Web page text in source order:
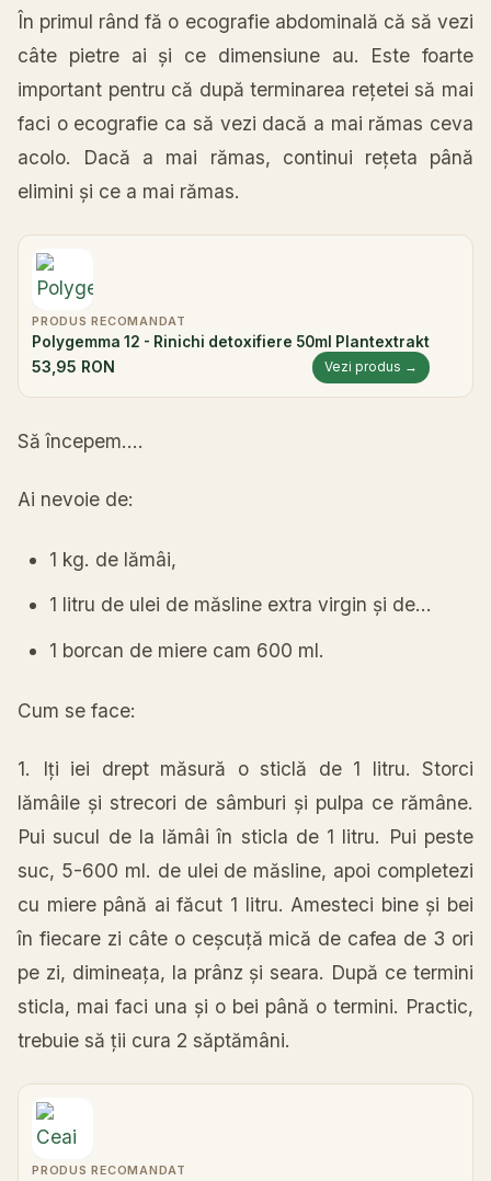
În primul rând fă o ecografie abdominală că să vezi
câte pietre ai și ce dimensiune au. Este foarte
important pentru că după terminarea rețetei să mai
faci o ecografie ca să vezi dacă a mai rămas ceva
acolo. Dacă a mai rămas, continui rețeta
până
elimini și ce a mai rămas.
PRODUS RECOMANDAT
Polygemma 12 - Rinichi detoxifiere 50ml Plantextrakt
53,95 RON Vezi produs →
Să începem….
Ai nevoie de:
1 kg. de lămâi,
1 litru de ulei de măslineextra virgin și de…
1 borcan de miere cam 600 ml.
Cum se face:
1. Iți iei drept măsură o sticlă de 1 litru. Storci
lămâile și strecori de sâmburi și pulpa ce rămâne.
Pui sucul de la lămâi în sticla de 1 litru. Pui peste
suc, 5-600 ml. de ulei de măsline, apoi completezi
cu miere până ai făcut 1 litru. Amesteci bine și bei
în fiecare zi câteo ceșcuță mică de cafea de 3 ori
pe zi, dimineața, la prânz și seara. După ce termini
sticla, mai faci una și o bei până o termini. Practic,
trebuie să ții cura 2 săptămâni.
PRODUS RECOMANDAT